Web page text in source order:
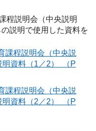
説明で使用した資料を
課程説明会（中央説
明資料（1／2） （P
課程説明会（中央説
明資料（2／2） （P